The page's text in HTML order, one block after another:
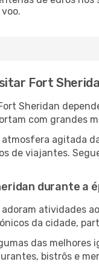
Fort
Sheridan
com grandes
agitada
de viajantes.
durante a
atividades
da cidade,
das melhores
bistrôs e